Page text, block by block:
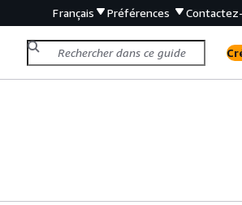
Français Préférences